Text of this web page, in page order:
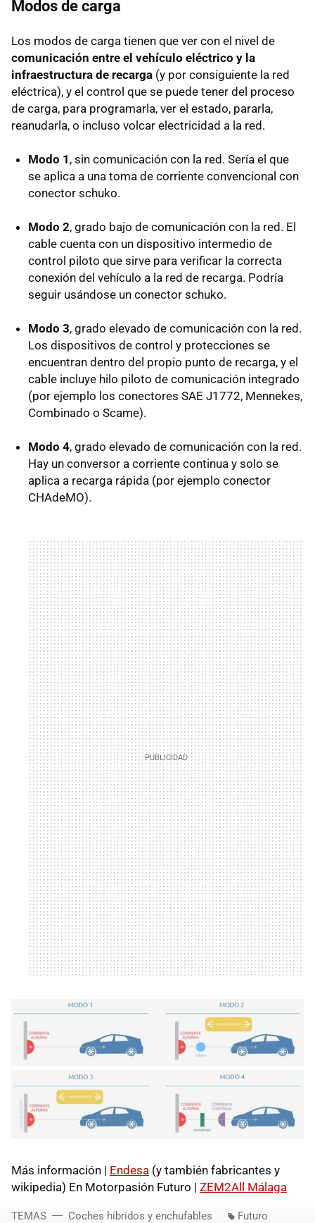
Modos de carga
Los modos de carga tienen que ver con el nivel de
comunicación entre el vehículo eléctrico y la
infraestructura de recarga (y por consiguiente la red
eléctrica), y el control que se puede tener del proceso
de carga, para programarla, ver el estado, pararla,
reanudarla, o incluso volcar electricidad a la red.
Modo 1 , sin comunicación con la red. Sería el que
se aplica a una toma de corriente convencional con
conector schuko.
Modo 2, grado bajo de comunicación con la red. El
cable cuenta con un dispositivo intermedio de
control piloto que sirve para verificar la correcta
conexión del vehículo a la red de recarga. Podría
seguir usándose un conector schuko.
Modo 3, grado elevado de comunicación con la red.
Los dispositivos de control y protecciones se
encuentran dentro del propio punto de recarga, y el
cable incluye hilo piloto de comunicación integrado
(por ejemplo los conectores SAE J1772, Mennekes,
Combinado o Scame).
Modo 4, grado elevado de comunicación con la red.
Hay un conversor a corriente continua y solo se
aplica a recarga rápida (por ejemplo conector
CHAdeMO).
Más información | Endesa (y también fabricantes y
wikipedia) En Motorpasión Futuro | ZEM2All Málaga
TEMAS Coches híbridos y enchufables Futuro